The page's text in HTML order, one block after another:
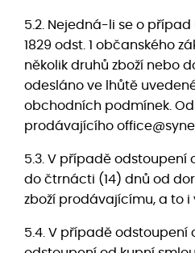
5.2. Nejedná-li se o
1829 odst. 1 občanského
několik druhů zboží nebo
odesláno ve lhůtě
obchodních podmínek.
prodávajícího
5.3. V případě odstoupení
do čtrnácti (14) dnů od
zboží prodávajícímu, a to i
5.4. V případě